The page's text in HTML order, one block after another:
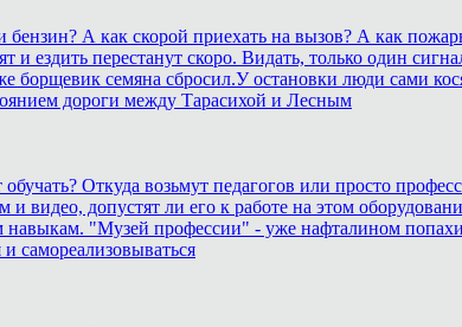
бензин? А как скорой приехать на вызов? А как
и ездить перестанут скоро. Видать, только один
борщевик семяна сбросил.У остановки люди сами
дороги между Тарасихой и Лесным
Откуда возьмут педагогов или просто
и видео, допустят ли его к работе на этом
"Музей профессии" - уже нафталином
самореализовываться